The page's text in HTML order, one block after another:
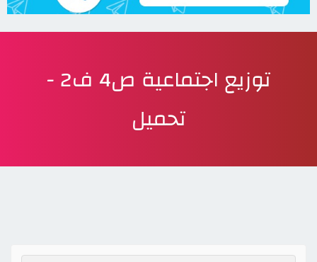
توزيع اجتماعية ص4 ف2 -
تحميل